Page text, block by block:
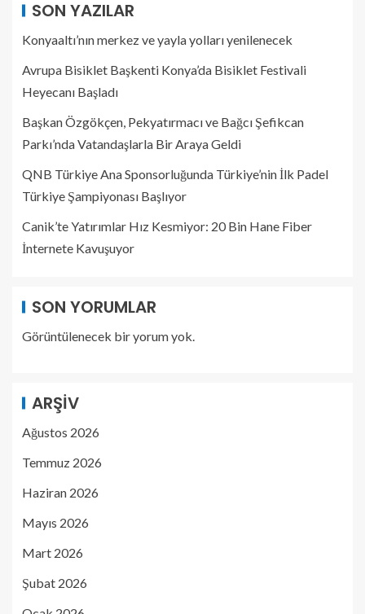
SON YAZILAR
Konyaaltı’nın merkez ve yayla yolları yenilenecek
Avrupa Bisiklet Başkenti Konya’da Bisiklet Festivali
Heyecanı Başladı
Başkan Özgökçen, Pekyatırmacı ve Bağcı Şefikcan
Parkı’nda Vatandaşlarla Bir Araya Geldi
QNB Türkiye Ana Sponsorluğunda Türkiye’nin İlk Padel
Türkiye Şampiyonası Başlıyor
Canik’te Yatırımlar Hız Kesmiyor: 20 Bin Hane Fiber
İnternete Kavuşuyor
SON YORUMLAR
Görüntülenecek bir yorum yok.
ARŞIV
Ağustos 2026
Temmuz 2026
Haziran 2026
Mayıs 2026
Mart 2026
Şubat 2026